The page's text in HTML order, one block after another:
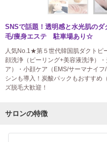
SNSで話題！透明感と水光肌の
毛/痩身エステ 駐車場あり☆
人気No.1★第５世代韓国肌ダクトピ
顔洗浄（ピーリング+美容液洗浄）
ア）・小顔ケア（EMS/サーマナイ
シンも導入！炭酸パックもおすすめ
ズ脱毛大歓迎！
サロンの特徴